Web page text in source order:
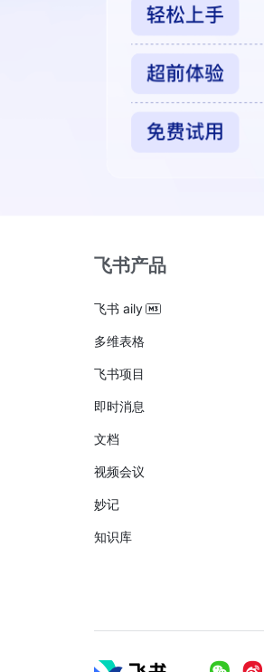
飞书产品
飞书 aily
多维表格
飞书项目
即时消息
文档
视频会议
妙记
知识库